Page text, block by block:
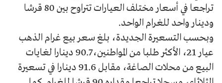
تراجعا في أسعار مختلف العيارات تتراوح بين 80 قرشا
ودينار واحد للغرام الواحد.
وبحسب التسعيرة الجديدة، بلغ سعر بيع غرام الذهب
عيار 21، الأكثر طلبا من المواطنين، 90.7 دينارا لغايات
البيع من محلات الصاغة، مقابل 91.6 دينارا في تسعيرة